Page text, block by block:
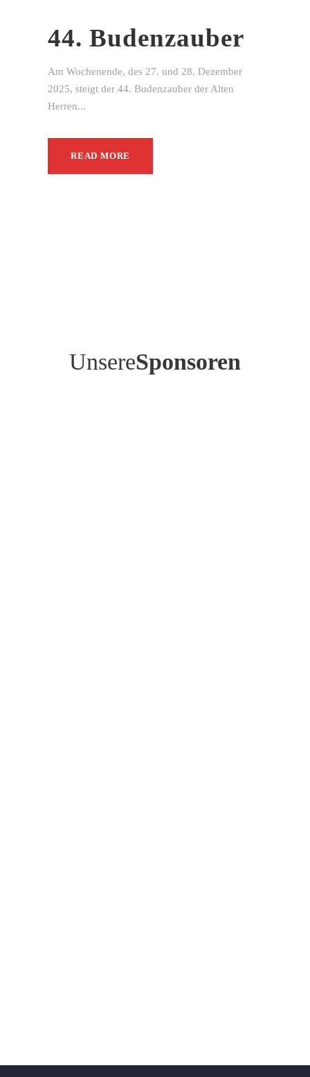
44. Budenzauber
Am Wochenende, des 27. und 28. Dezember
2025, steigt der 44. Budenzauber der Alten
Herren...
READ MORE
UnsereSponsoren